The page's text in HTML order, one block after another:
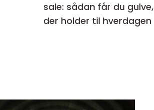
sale: sådan får du gulve,
der holder til hverdagen